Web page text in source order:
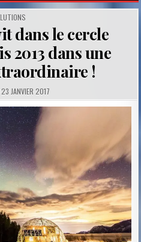
dans le cercle
2013 dans une
!
JANVIER 2017